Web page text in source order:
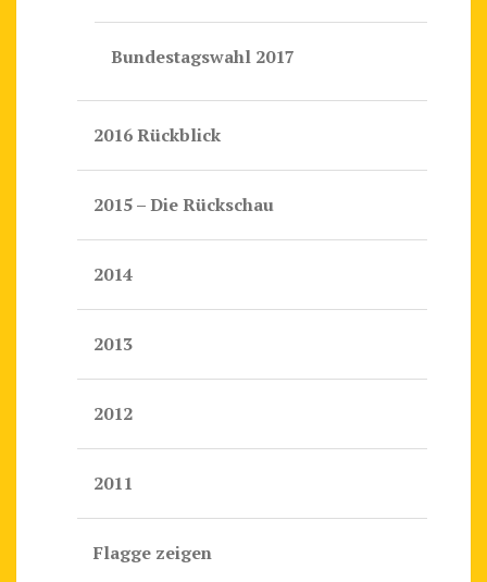
Bundestagswahl 2017
2016 Rückblick
2015 – Die Rückschau
2014
2013
2012
2011
Flagge zeigen